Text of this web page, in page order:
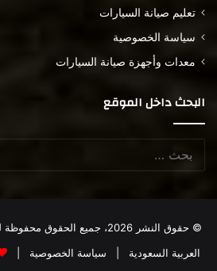
تعليم صيانة السيارات
سياسة الخصوصية
معدات وأجهزة صيانة السيارات
البحث داخل الموقع
© حقوق النشر 2026، جميع الحقوق محفوظة لـ
العربية السعودية
سياسة الخصوصية |